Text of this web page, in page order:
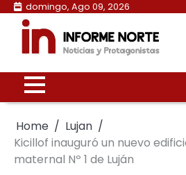
Skip
content
domingo, Ago 09, 2026
Home
Lujan
Kicillof inauguró un nuevo
maternal Nº 1 de Luján